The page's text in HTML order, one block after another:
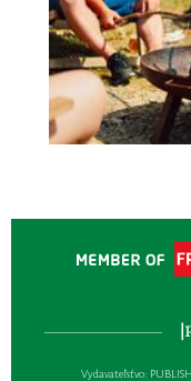
Vydavateľsťvo: